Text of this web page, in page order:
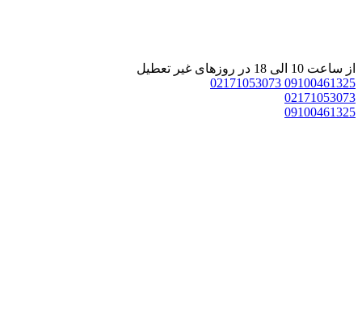
از ساعت 10 الی 18 در روزهای غیر تعطیل
09100461325
02171053073
02171053073
09100461325